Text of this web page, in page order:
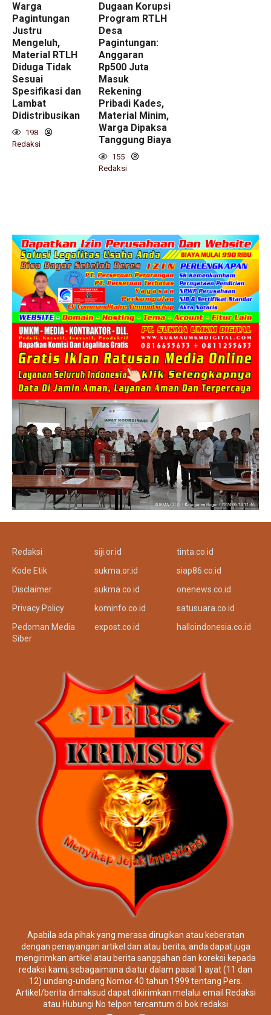
Warga
Pagintungan
Justru
Mengeluh,
Material RTLH
Diduga Tidak
Sesuai
Spesifikasi dan
Lambat
Didistribusikan
198
Redaksi
Dugaan Korupsi
Program RTLH
Desa
Pagintungan:
Anggaran
Rp500 Juta
Masuk
Rekening
Pribadi Kades,
Material Minim,
Warga Dipaksa
Tanggung Biaya
155
Redaksi
Redaksi
Kode Etik
Disclaimer
Privacy Policy
Pedoman Media
Siber
siji.or.id
sukma.or.id
sukma.co.id
kominfo.co.id
expost.co.id
tinta.co.id
siap86.co.id
onenews.co.id
satusuara.co.id
halloindonesia.co.id
Apabila ada pihak yang merasa dirugikan atau keberatan
dengan penayangan artikel dan atau berita, anda dapat juga
mengirimkan artikel atau berita sanggahan dan koreksi kepada
redaksi kami, sebagaimana diatur dalam pasal 1 ayat (11 dan
12) undang-undang Nomor 40 tahun 1999 tentang Pers.
Artikel/berita dimaksud dapat dikirimkan melalui email Redaksi
atau Hubungi No telpon tercantum di bok redaksi